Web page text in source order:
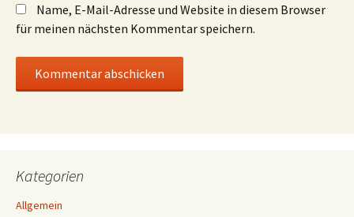
Name, E-Mail-Adresse und Website in diesem Browser
für meinen nächsten Kommentar speichern.
Kategorien
Allgemein